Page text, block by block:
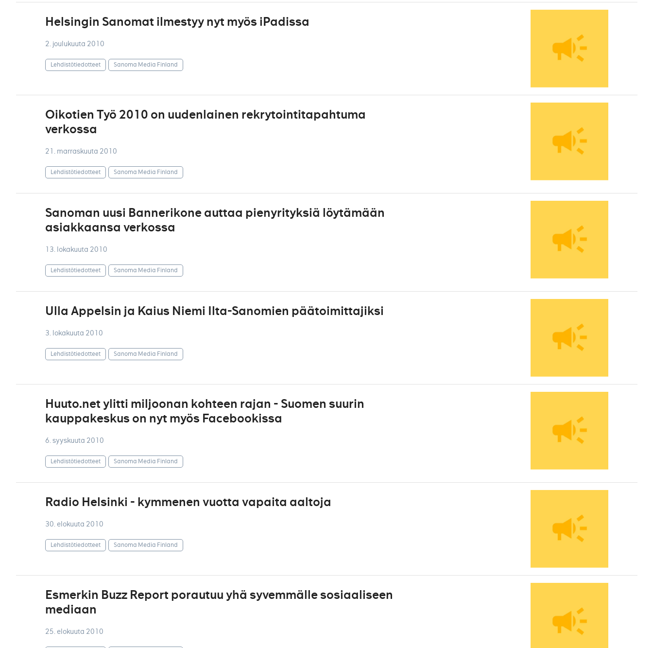
Helsingin Sanomat ilmestyy nyt myös iPadissa
2. joulukuuta 2010
Lehdistötiedotteet Sanoma Media Finland
Oikotien Työ 2010 on uudenlainen rekrytointitapahtuma
verkossa
21. marraskuuta 2010
Lehdistötiedotteet Sanoma Media Finland
Sanoman uusi Bannerikone auttaa pienyrityksiä löytämään
asiakkaansa verkossa
13. lokakuuta 2010
Lehdistötiedotteet Sanoma Media Finland
Ulla Appelsin ja Kaius Niemi Ilta-Sanomien päätoimittajiksi
3. lokakuuta 2010
Lehdistötiedotteet Sanoma Media Finland
Huuto.net ylitti miljoonan kohteen rajan - Suomen suurin
kauppakeskus on nyt myös Facebookissa
6. syyskuuta 2010
Lehdistötiedotteet Sanoma Media Finland
Radio Helsinki - kymmenen vuotta vapaita aaltoja
30. elokuuta 2010
Lehdistötiedotteet Sanoma Media Finland
Esmerkin Buzz Report porautuu yhä syvemmälle sosiaaliseen
mediaan
25. elokuuta 2010